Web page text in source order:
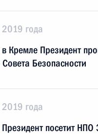
года
Кремле Президент
Безопасности
года
посетит